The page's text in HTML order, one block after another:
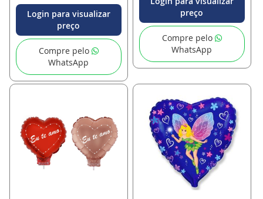
Login para visualizar
preço
Compre pelo
WhatsApp
preço
Compre pelo
WhatsApp